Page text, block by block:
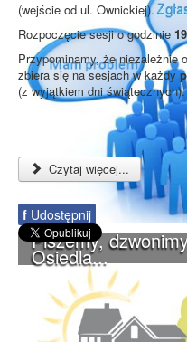
Piszemy,
Osiedla...
(wejście od ul. Ownickiej).
Rozpoczęcie sesji o godzinie
Przypominamy, że niezależnie
zbiera się na sesjach w każdy
(z wyjątkiem dni świątecznych).
Czytaj więcej...
f Udostępnij